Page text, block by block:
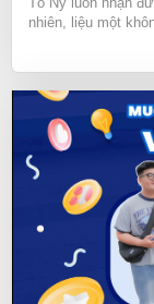
nhiên, liệu một